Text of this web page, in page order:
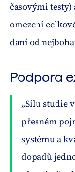
časovými
omezení
daní od
Podpora
„Sílu studie
přesném
systému a
dopadů